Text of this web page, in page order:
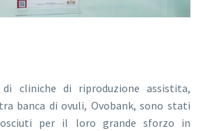
cliniche di riproduzione assistita,
banca di ovuli, Ovobank, sono stati
per il loro grande sforzo in